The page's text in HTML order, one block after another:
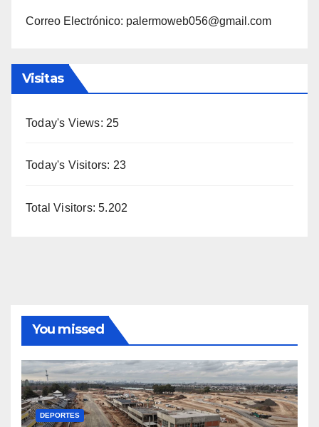
Correo Electrónico: palermoweb056@gmail.com
Visitas
Today's Views: 25
Today's Visitors: 23
Total Visitors:5.202
You missed
DEPORTES